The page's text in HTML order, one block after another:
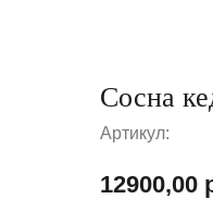
Сосна
Артикул:
12900,00